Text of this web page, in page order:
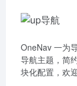
OneNav 一为
导航主题，简
块化配置，欢